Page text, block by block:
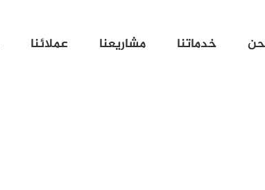
خدماتنا مشاريعنا عملائنا